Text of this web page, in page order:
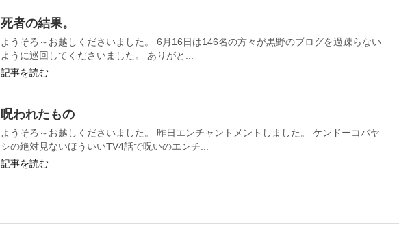
死者の結果。
ようそろ～お越しくださいました。 6月16日は146名の方々が黒野のブログを過疎らない
ように巡回してくださいました。 ありがと...
記事を読む
呪われたもの
ようそろ～お越しくださいました。 昨日エンチャントメントしました。 ケンドーコバヤ
シの絶対見ないほういいTV4話で呪いのエンチ...
記事を読む